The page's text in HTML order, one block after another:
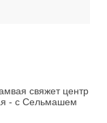
свяжет центр
- с Сельмашем